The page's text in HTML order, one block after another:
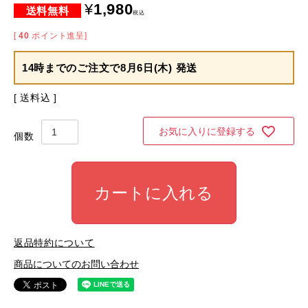
¥1,980税込
[ 40 ポイント進呈]
14時までのご注文で8月6日(木) 発送
送料込
お気に入りに登録する
カートに入れる
返品特約について
商品についてのお問い合わせ